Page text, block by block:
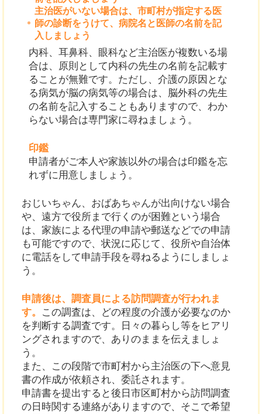
主治医がいない場合は、市町村が指定する医
師の診断をうけて、病院名と医師の名前を記
入しましょう
内科、耳鼻科、眼科など主治医が複数いる場
合は、原則として内科の先生の名前を記載す
ることが無難です。ただし、介護の原因とな
る病気が脳の病気等の場合は、脳外科の先生
の名前を記入することもありますので、わか
らない場合は専門家に尋ねましょう。
印鑑
申請者がご本人や家族以外の場合は印鑑を忘
れずに用意しましょう。
おじいちゃん、おばあちゃんが出向けない場合
や、遠方で役所まで行くのが困難という場合
は、家族による代理の申請や郵送などでの申請
も可能ですので、状況に応じて、役所や自治体
に電話をして申請手段を尋ねるようにしましょ
う。
申請後は、調査員による訪問調査が行われま
す。 この調査は、どの程度の介護が必要なのか
を判断する調査です。日々の暮らし等をヒアリ
ングされますので、ありのままを伝えましょ
う。
また、この段階で市町村から主治医の下へ意見
書の作成が依頼され、委託されます。
申請書を提出すると後日市区町村から訪問調査
の日時関する連絡がありますので、そこで希望